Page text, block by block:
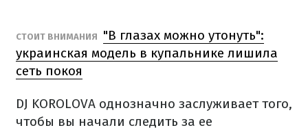
СТОИТ ВНИМАНИЯ
"В глазах можно утонуть":
украинская модель в купальнике лишила
сеть покоя
DJ KOROLOVA однозначно заслуживает того,
чтобы вы начали следить за ее